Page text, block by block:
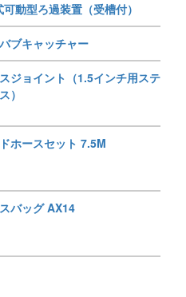
動型ろ過装置（受槽付）
ブキャッチャー
ジョイント（1.5インチ用ステ
）
ホースセット 7.5M
バッグ AX14